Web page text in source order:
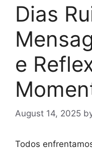
Dias
e
August 14, 2025
Todos